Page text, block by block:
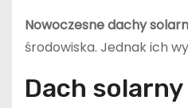
Nowoczesne dachy
środowiska. Jednak ich
Dach